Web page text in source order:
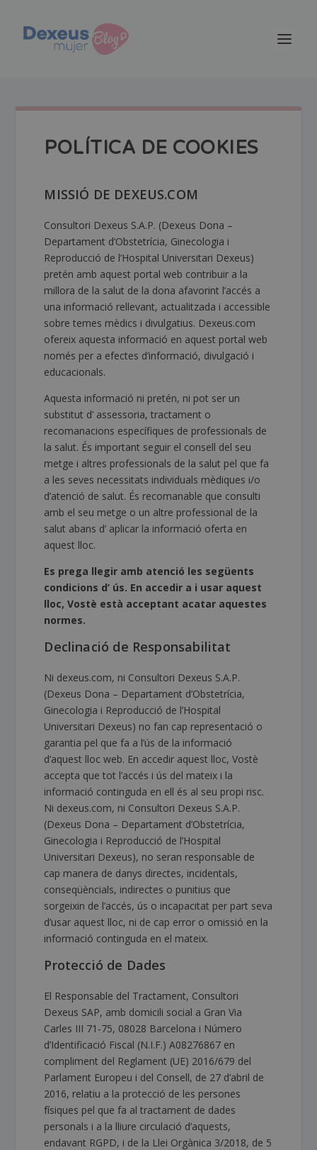
POLÍTICA DE COOKIES
MISSIÓ DE DEXEUS.COM
Consultori Dexeus S.A.P. (Dexeus Dona –
Departament d’Obstetrícia, Ginecologia i
Reproducció de l’Hospital Universitari Dexeus)
pretén amb aquest portal web contribuir a la
millora de la salut de la dona afavorint l’accés a
una informació rellevant, actualitzada i accessible
sobre temes mèdics i divulgatius. Dexeus.com
ofereix aquesta informació en aquest portal web
només per a efectes d’informació, divulgació i
educacionals.
Aquesta informació ni pretén, ni pot ser un
substitut d’ assessoria, tractament o
recomanacions específiques de professionals de
la salut. És important seguir el consell del seu
metge i altres professionals de la salut pel que fa
a les seves necessitats individuals mèdiques i/o
d’atenció de salut. És recomanable que consulti
amb el seu metge o un altre professional de la
salut abans d’ aplicar la informació oferta en
aquest lloc.
Es prega llegir amb atenció les següents
condicions d’ ús. En accedir a i usar aquest
lloc, Vostè està acceptant acatar aquestes
normes.
Declinació de Responsabilitat
Ni dexeus.com, ni Consultori Dexeus S.A.P.
(Dexeus Dona – Departament d’Obstetrícia,
Ginecologia i Reproducció de l’Hospital
Universitari Dexeus) no fan cap representació o
garantia pel que fa a l’ús de la informació
d’aquest lloc web. En accedir aquest lloc, Vostè
accepta que tot l’accés i ús del mateix i la
informació continguda en ell és al seu propi risc.
Ni dexeus.com, ni Consultori Dexeus S.A.P.
(Dexeus Dona – Departament d’Obstetrícia,
Ginecologia i Reproducció de l’Hospital
Universitari Dexeus), no seran responsable de
cap manera de danys directes, incidentals,
conseqüèncials, indirectes o punitius que
sorgeixin de l’accés, ús o incapacitat per part seva
d’usar aquest lloc, ni de cap error o omissió en la
informació continguda en el mateix.
Protecció de Dades
El Responsable del Tractament, Consultori
Dexeus SAP, amb domicili social a Gran Via
Carles III 71-75, 08028 Barcelona i Número
d’Identificació Fiscal (N.I.F.) A08276867 en
compliment del Reglament (UE) 2016/679 del
Parlament Europeu i del Consell, de 27 d’abril de
2016, relatiu a la protecció de les persones
físiques pel que fa al tractament de dades
personals i a la lliure circulació d’aquests,
endavant RGPD, i de la Llei Orgànica 3/2018, de 5